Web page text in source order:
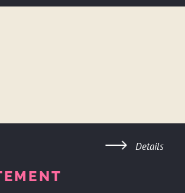
Details